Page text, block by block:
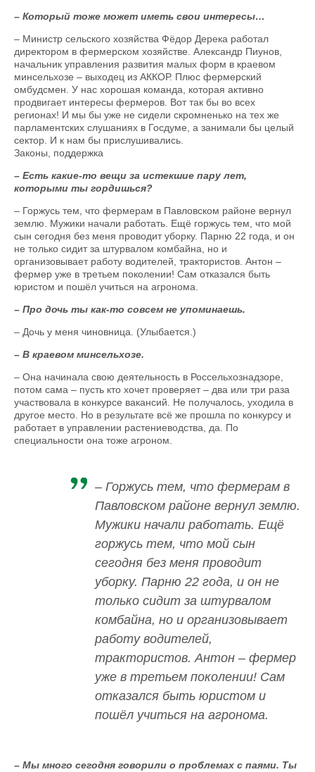
– Который тоже может иметь свои интересы…
– Министр сельского хозяйства Фёдор Дерека работал
директором в фермерском хозяйстве. Александр Пиунов,
начальник управления развития малых форм в краевом
минсельхозе – выходец из АККОР. Плюс фермерский
омбудсмен. У нас хорошая команда, которая активно
продвигает интересы фермеров. Вот так бы во всех
регионах! И мы бы уже не сидели скромненько на тех же
парламентских слушаниях в Госдуме, а занимали бы целый
сектор. И к нам бы прислушивались.
Законы, поддержка
– Есть какие-то вещи за истекшие пару лет,
которыми ты гордишься?
– Горжусь тем, что фермерам в Павловском районе вернул
землю. Мужики начали работать. Ещё горжусь тем, что мой
сын сегодня без меня проводит уборку. Парню 22 года, и он
не только сидит за штурвалом комбайна, но и
организовывает работу водителей, трактористов. Антон –
фермер уже в третьем поколении! Сам отказался быть
юристом и пошёл учиться на агронома.
– Про дочь ты как-то совсем не упоминаешь.
– Дочь у меня чиновница. (Улыбается.)
– В краевом минсельхозе.
– Она начинала свою деятельность в Россельхознадзоре,
потом сама – пусть кто хочет проверяет – два или три раза
участвовала в конкурсе вакансий. Не получалось, уходила в
другое место. Но в результате всё же прошла по конкурсу и
работает в управлении растениеводства, да. По
специальности она тоже агроном.
– Горжусь тем, что фермерам в
Павловском районе вернул землю.
Мужики начали работать. Ещё
горжусь тем, что мой сын
сегодня без меня проводит
уборку. Парню 22 года, и он не
только сидит за штурвалом
комбайна, но и организовывает
работу водителей,
трактористов. Антон – фермер
уже в третьем поколении! Сам
отказался быть юристом и
пошёл учиться на агронома.
– Мы много сегодня говорили о проблемах с паями. Ты